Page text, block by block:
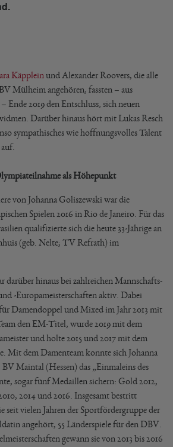
Käpplein und Alexander Roovers, die alle
Mülheim angehören, fassten – aus
Ende 2019 den Entschluss, sich neuen
Darüber hinaus hört mit Lukas Resch
sympathisches wie hoffnungsvolles Talent
als Höhepunkt
von Johanna Goliszewski war die
Spielen 2016 in Rio de Janeiro. Für das
qualifizierte sich die heute 33-Jährige an
(geb. Nelte; TV Refrath) im
darüber hinaus bei zahlreichen Mannschafts-
-Europameisterschaften aktiv. Dabei
Damendoppel und Mixed im Jahr 2013 mit
den EM-Titel, wurde 2019 mit dem
und holte 2015 und 2017 mit dem
Mit dem Damenteam konnte sich Johanna
Maintal (Hessen) das „Einmaleins des
sogar fünf Medaillen sichern: Gold 2012,
2014 und 2016. Insgesamt bestritt
seit vielen Jahren der Sportfördergruppe der
angehört, 55 Länderspiele für den DBV.
gewann sie von 2013 bis 2016